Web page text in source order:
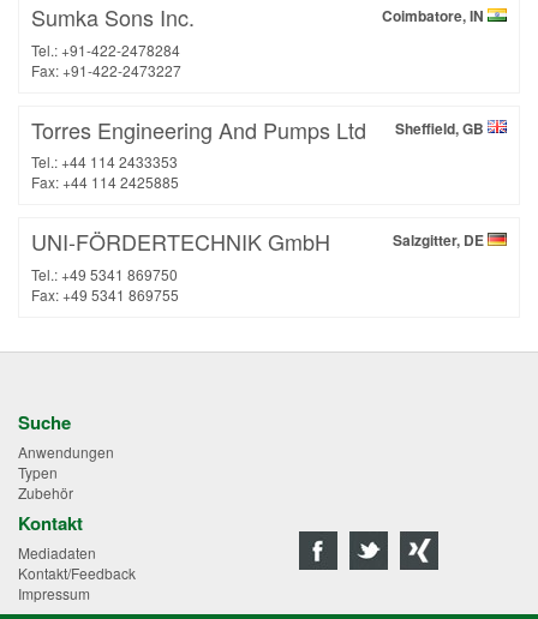
Coimbatore, IN
Sumka Sons Inc.
Tel.: +91-422-2478284
Fax: +91-422-2473227
Sheffield, GB
Torres Engineering And Pumps Ltd
Tel.: +44 114 2433353
Fax: +44 114 2425885
Salzgitter, DE
UNI-FÖRDERTECHNIK GmbH
Tel.: +49 5341 869750
Fax: +49 5341 869755
Suche
Anwendungen
Typen
Zubehör
Kontakt
Mediadaten
Kontakt/Feedback
Impressum